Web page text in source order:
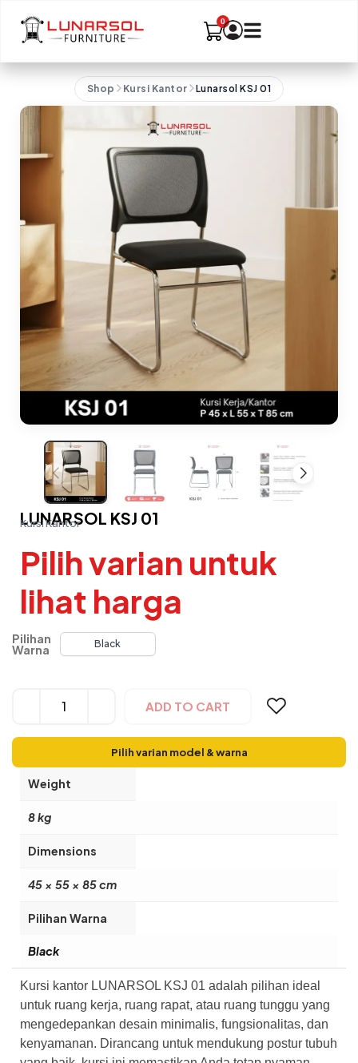
Shop Kursi Kantor Lunarsol KSJ 01
LUNARSOL KSJ 01
Kursi Kantor
Pilih varian untuk
lihat harga
Pilihan
Warna Black
ADD TO CART
Alternative:
Pilih varian model & warna
Weight
8 kg
Dimensions
45 × 55 × 85 cm
Pilihan Warna
Black
Kursi kantor LUNARSOL KSJ 01 adalah pilihan ideal
untuk ruang kerja, ruang rapat, atau ruang tunggu yang
mengedepankan desain minimalis, fungsionalitas, dan
kenyamanan. Dirancang untuk mendukung postur tubuh